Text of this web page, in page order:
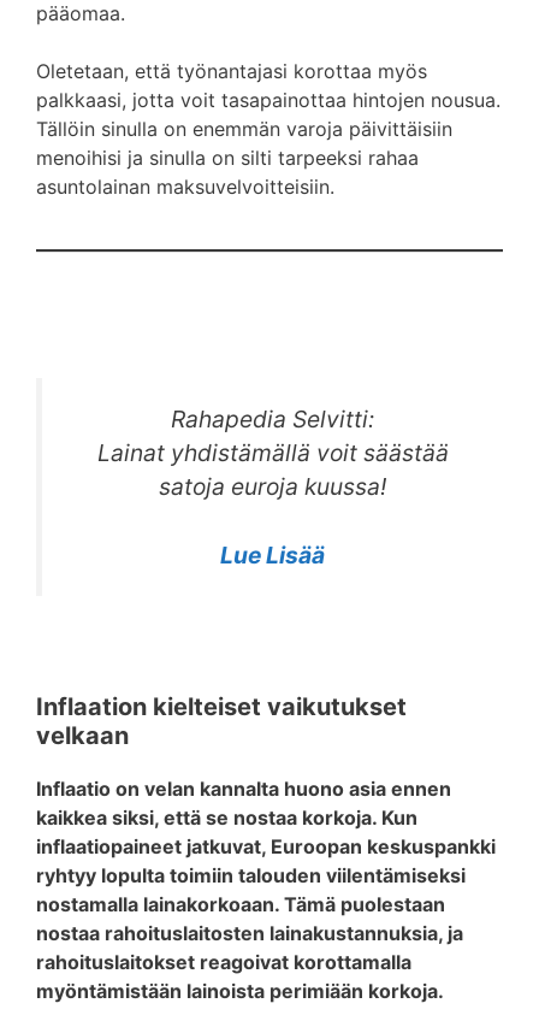
pääomaa.
Oletetaan, että työnantajasi korottaa myös
palkkaasi, jotta voit tasapainottaa hintojen nousua.
Tällöin sinulla on enemmän varoja päivittäisiin
menoihisi ja sinulla on silti tarpeeksi rahaa
asuntolainan maksuvelvoitteisiin.
Rahapedia Selvitti:
Lainat yhdistämällä voit säästää
satoja euroja kuussa!
Lue Lisää
Inflaation kielteiset vaikutukset
velkaan
Inflaatio on velan kannalta huono asia ennen
kaikkea siksi, että se nostaa korkoja. Kun
inflaatiopaineet jatkuvat, Euroopan keskuspankki
ryhtyy lopulta toimiin talouden viilentämiseksi
nostamalla lainakorkoaan. Tämä puolestaan
nostaa rahoituslaitosten lainakustannuksia, ja
rahoituslaitokset reagoivat korottamalla
myöntämistään lainoista perimiään korkoja.